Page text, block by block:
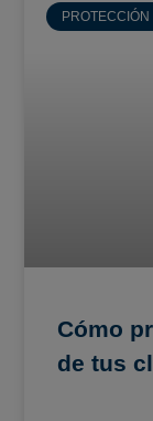
Cómo
de tus